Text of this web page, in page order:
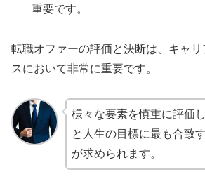
重要です。
転職オファーの評価と決断は、キャ
スにおいて非常に重要です。
様々な要素を慎重に評価
と人生の目標に最も合致
が求められます。